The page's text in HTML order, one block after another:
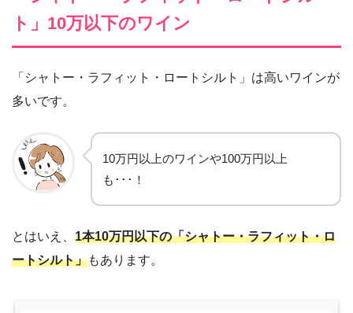
ト」10万以下のワイン
「シャトー・ラフィット・ロートシルト」は高いワインが
多いです。
10万円以上のワインや100万円以上
も･･･！
とはいえ、 1本10万円以下の「シャトー・ラフィット・ロ
ートシルト」もあります。